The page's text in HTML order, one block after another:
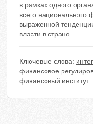
в рамках одного
всего национального
выраженной
власти в стране.
Ключевые слова:
финансовое
финансовый институт